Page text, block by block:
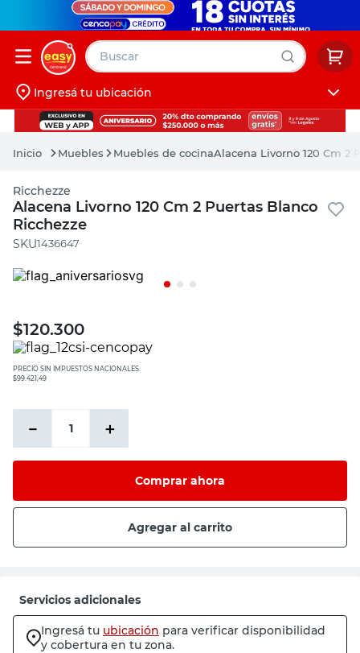
Buscar
Iniciá sesión
Ingresá tu ubicación
Muebles Muebles de cocinaAlacena Livorno 120 Cm 2
Ricchezze
Alacena Livorno 120 Cm 2 Puertas Blanco
Ricchezze
:1436647
$120.300
PRECIO SIN IMPUESTOS NACIONALES:
$99.421,49
＋
－
Comprar ahora
Agregar al carrito
Servicios adicionales
Ingresá tu ubicación para verificar disponibilidad
y cobertura en tu zona.
muebles
pintura
escritorio
puertas
placard